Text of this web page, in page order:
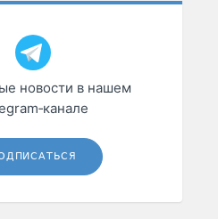
новости в нашем